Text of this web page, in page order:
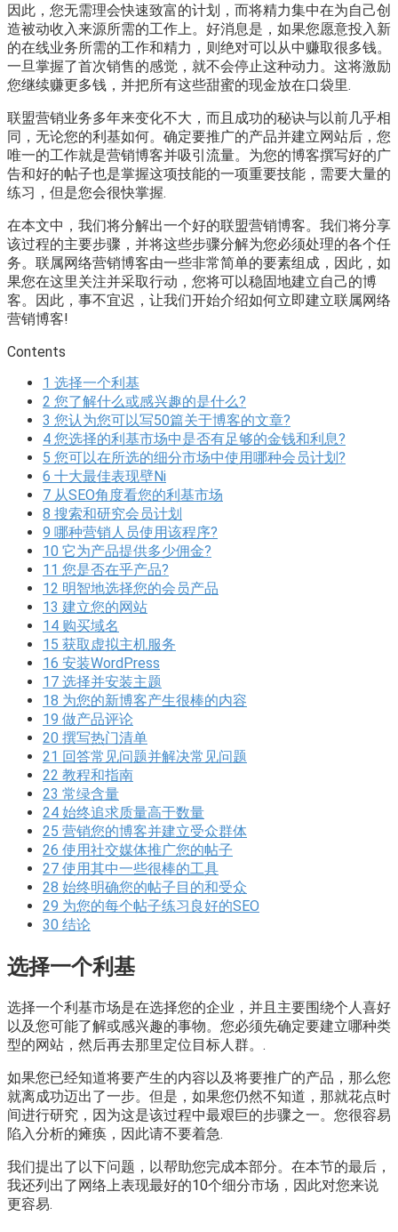
因此，您无需理会快速致富的计划，而将精力集中在为自己创
造被动收入来源所需的工作上。好消息是，如果您愿意投入新
的在线业务所需的工作和精力，则绝对可以从中赚取很多钱。
一旦掌握了首次销售的感觉，就不会停止这种动力。这将激励
您继续赚更多钱，并把所有这些甜蜜的现金放在口袋里.
联盟营销业务多年来变化不大，而且成功的秘诀与以前几乎相
同，无论您的利基如何。确定要推广的产品并建立网站后，您
唯一的工作就是营销博客并吸引流量。为您的博客撰写好的广
告和好的帖子也是掌握这项技能的一项重要技能，需要大量的
练习，但是您会很快掌握.
在本文中，我们将分解出一个好的联盟营销博客。我们将分享
该过程的主要步骤，并将这些步骤分解为您必须处理的各个任
务。联属网络营销博客由一些非常简单的要素组成，因此，如
果您在这里关注并采取行动，您将可以稳固地建立自己的博
客。因此，事不宜迟，让我们开始介绍如何立即建立联属网络
营销博客!
Contents
1 选择一个利基
2 您了解什么或感兴趣的是什么?
3 您认为您可以写50篇关于博客的文章?
4 您选择的利基市场中是否有足够的金钱和利息?
5 您可以在所选的细分市场中使用哪种会员计划?
6 十大最佳表现壁Ni
7 从SEO角度看您的利基市场
8 搜索和研究会员计划
9 哪种营销人员使用该程序?
10 它为产品提供多少佣金?
11 您是否在乎产品?
12 明智地选择您的会员产品
13 建立您的网站
14 购买域名
15 获取虚拟主机服务
16 安装WordPress
17 选择并安装主题
18 为您的新博客产生很棒的内容
19 做产品评论
20 撰写热门清单
21 回答常见问题并解决常见问题
22 教程和指南
23 常绿含量
24 始终追求质量高于数量
25 营销您的博客并建立受众群体
26 使用社交媒体推广您的帖子
27 使用其中一些很棒的工具
28 始终明确您的帖子目的和受众
29 为您的每个帖子练习良好的SEO
30 结论
选择一个利基
选择一个利基市场是在选择您的企业，并且主要围绕个人喜好
以及您可能了解或感兴趣的事物。您必须先确定要建立哪种类
型的网站，然后再去那里定位目标人群。.
如果您已经知道将要产生的内容以及将要推广的产品，那么您
就离成功迈出了一步。但是，如果您仍然不知道，那就花点时
间进行研究，因为这是该过程中最艰巨的步骤之一。您很容易
陷入分析的瘫痪，因此请不要着急.
我们提出了以下问题，以帮助您完成本部分。在本节的最后，
我还列出了网络上表现最好的10个细分市场，因此对您来说
更容易.